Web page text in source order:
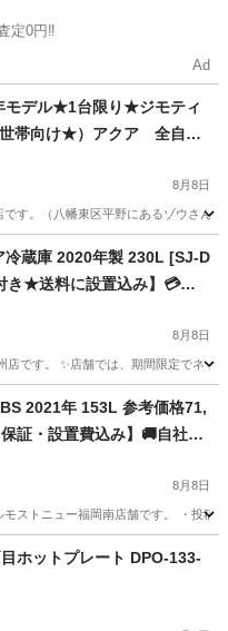
定0円‼️
Ad
デル★1台限り★ジモティ
帯向け★）アクア 全自動
１９年製 AQW-BK70G(F
く買取るゾウ八幡東店
8月8日
す。（八幡東区平野にあるゾウさ
AQW
蔵庫 2020年製 230L [SJ-D
き★送料に設置込み】💳配
、クレジット、スマホ決
8月8日
店です。 ✨️店舗では、期間限定でネ
商品
2021年 153L 参考価格71,
証・設置費込み】🚚自社配
、クレジット、スマホ決済
8月8日
ストニュー福岡南店舗です。 ・投
仮予約
ホットプレート DPO-133-